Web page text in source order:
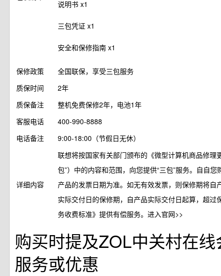
说明书 x1
三包凭证 x1
安全和保修指南 x1
保修政策
全国联保，享受三包服务
质保时间
2年
质保备注
整机免费保修2年，电池1年
客服电话
400-990-8888
电话备注
9:00-18:00（节假日无休）
详细内容
联想将按国家有关部门颁布的《微型计算机商品修理
包”）中的内容和范围，向您提供“三包”服务。自自
产品的发票日期为准。如无有效发票，则保修期将自
实际交付日的保修期，自产品实际交付日起算，超过
务收费标准》提供有偿服务。进入官网>>
购买时提及ZOL中关村在
服务或优惠